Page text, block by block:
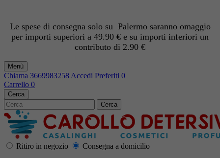
Le spese di consegna solo su Palermo saranno omaggio
per importi superiori a 49.90 € e su importi inferiori un
contributo di 2.90 €
Menù
Chiama 3669983258 Accedi Preferiti 0
Carrello 0
Cerca
Cerca
Ritiro in negozio
Consegna a domicilio